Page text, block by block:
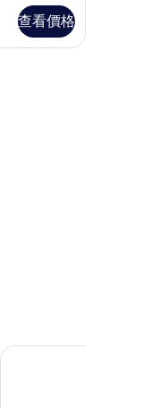
查看價格
赫爾辛基斯堪迪克中央